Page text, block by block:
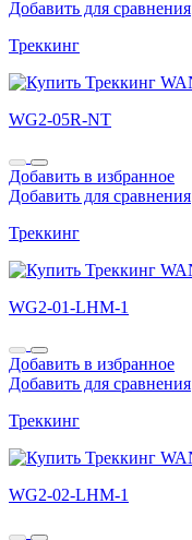
Добавить для сравнения
Треккинг
WG2-05R-NT
Добавить в избранное
Добавить для сравнения
Треккинг
WG2-01-LHM-1
Добавить в избранное
Добавить для сравнения
Треккинг
WG2-02-LHM-1